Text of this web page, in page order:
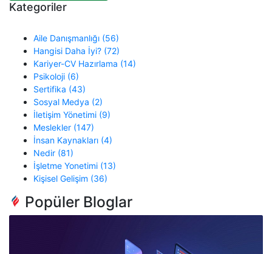
Kategoriler
Aile Danışmanlığı (56)
Hangisi Daha İyi? (72)
Kariyer-CV Hazırlama (14)
Psikoloji (6)
Sertifika (43)
Sosyal Medya (2)
İletişim Yönetimi (9)
Meslekler (147)
İnsan Kaynakları (4)
Nedir (81)
İşletme Yonetimi (13)
Kişisel Gelişim (36)
Popüler Bloglar